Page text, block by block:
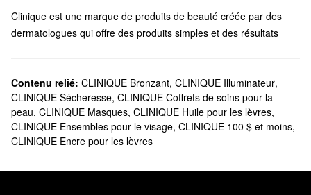
Clinique est une marque de produits de beauté créée par des
dermatologues qui offre des produits simples et des résultats
parfaitement adaptées à toutes les priorités.
Sephora offre-t-elle Clinique?
Oui, Sephora offre une vaste sélection d’essentiels Clinique. Pour
commencer à simplifier votre rituel beauté, assurez-vous de
parcourir notre gamme d’essentiels de maquillage Clinique. Nous
Contenu relié: CLINIQUE Bronzant, CLINIQUE Illuminateur,
CLINIQUE Sécheresse, CLINIQUE Coffrets de soins pour la
peau, CLINIQUE Masques, CLINIQUE Huile pour les lèvres,
CLINIQUE Ensembles pour le visage, CLINIQUE 100 $ et moins,
CLINIQUE Encre pour les lèvres